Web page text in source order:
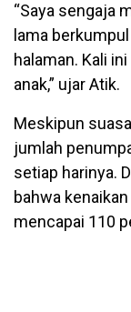
“Saya sengaja
lama
halaman. Kali
anak,” ujar Atik.
Meskipun
jumlah
setiap harinya.
bahwa
mencapai 110